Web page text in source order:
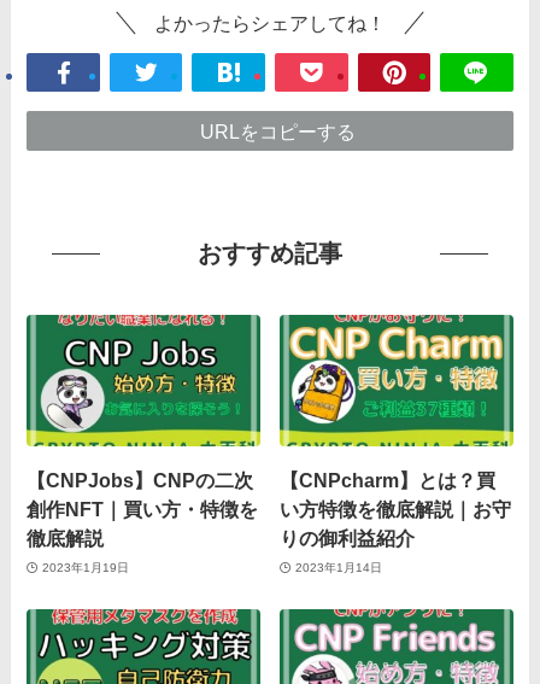
よかったらシェアしてね！
URLをコピーする
おすすめ記事
【CNPJobs】CNPの二次
創作NFT｜買い方・特徴を
徹底解説
2023年1月19日
【CNPcharm】とは？買
い方特徴を徹底解説｜お守
りの御利益紹介
2023年1月14日